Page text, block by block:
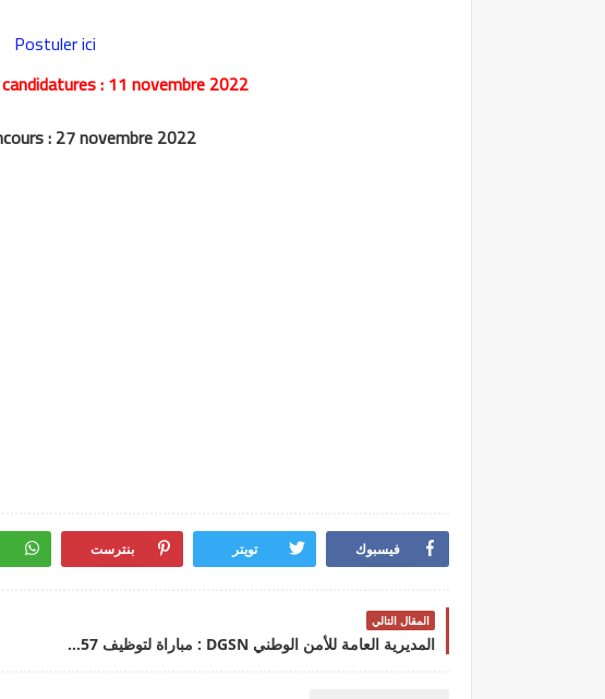
Postuler ici
: 11 novembre 2022
: 27 novembre 2022
فيسبوك تويتر بنترست
المقال التالي
المديرية العامة للأمن الوطني DGSN : مباراة لتوظيف 57 عميد الشرطة ممتاز، آخر أجل هو 28 اكتوبر 2022المديرية العامة للأمن الوطني: مباراة لتوظيف 57 عميد الشرطة ممتاز، آخر أجل هو 28 اكتوبر 2022